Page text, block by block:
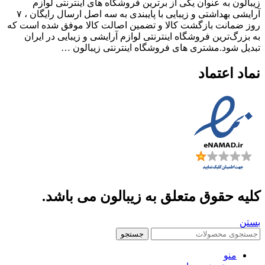
عنوان یکی از برترین فروشگاه های اینترنتی لوازم
آرایشی بهداشتی و زیبایی با پایبندی به سه اصل ارسال رایگان ، ۷
بازگشت کالا و تضمین اصالت کالا موفق شده است که
فروشگاه اینترنتی لوازم آرایشی و زیبایی در ایران
های فروشگاه اینترنتی زیبالون …
متعلق به زیبالون می باشد.